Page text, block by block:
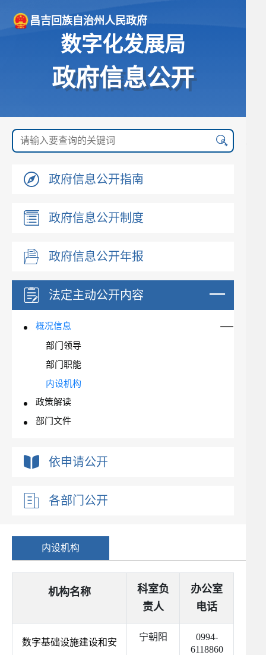
昌吉回族自治州人民政府
数字化发展局
政府信息公开
政府信息公开指南
政府信息公开制度
政府信息公开年报
法定主动公开内容
概况信息
部门领导
部门职能
内设机构
政策解读
部门文件
依申请公开
各部门公开
内设机构
机构名称
科室负
责人
办公室
电话
数字基础设施建设和安
宁朝阳
0994-
6118860